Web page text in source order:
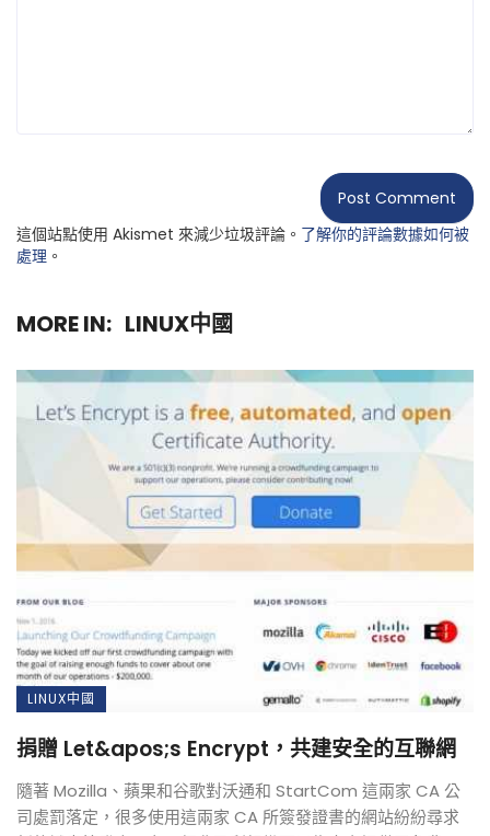
這個站點使用 Akismet 來減少垃圾評論。 了解你的評論數據如何被
處理 。
MORE IN: LINUX中國
LINUX中國
捐贈 Let&apos;s Encrypt，共建安全的互聯網
隨著 Mozilla、蘋果和谷歌對沃通和 StartCom 這兩家 CA 公
司處罰落定，很多使用這兩家 CA 所簽發證書的網站紛紛尋求